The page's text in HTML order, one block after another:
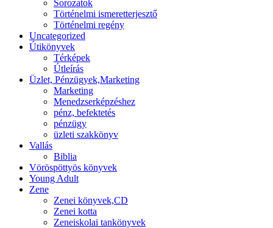
Sorozatok
Történelmi ismeretterjesztő
Történelmi regény
Uncategorized
Útikönyvek
Térképek
Útleírás
Üzlet, Pénzügyek,Marketing
Marketing
Menedzserképzéshez
pénz, befektetés
pénzügy
üzleti szakkönyv
Vallás
Biblia
Vöröspöttyös könyvek
Young Adult
Zene
Zenei könyvek,CD
Zenei kotta
Zeneiskolai tankönyvek